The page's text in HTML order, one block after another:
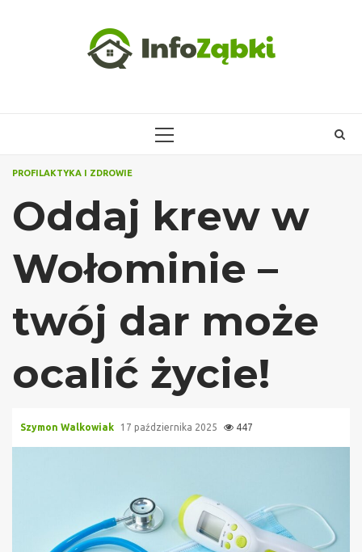
PRIMARY
PROFILAKTYKA I ZDROWIE
Oddaj krew w
Wołominie –
twój dar może
ocalić życie!
Szymon Walkowiak 17 października 2025 447